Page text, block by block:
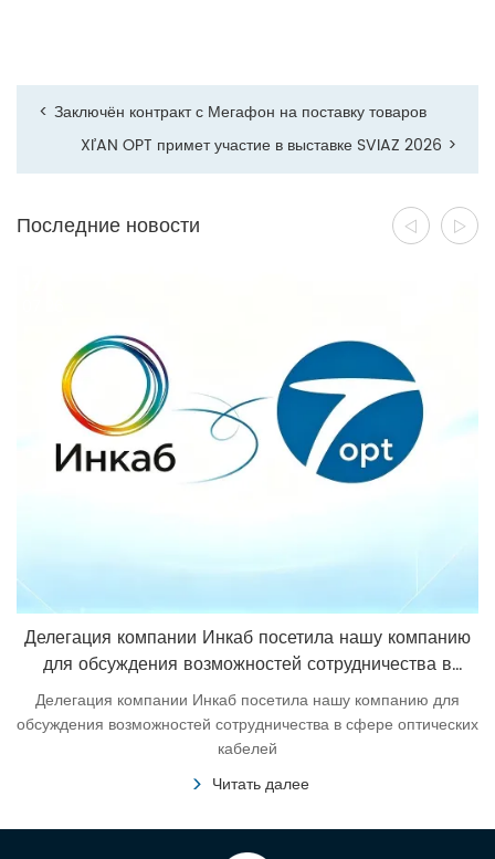
< Заключён контракт с Мегафон на поставку товаров
>
XI’AN OPT примет участие в выставке SVIAZ 2026
Последние новости
Делегация компании Инкаб посетила нашу компанию
для обсуждения возможностей сотрудничества в
сфере оптических кабелей
Делегация компании Инкаб посетила нашу компанию для
обсуждения возможностей сотрудничества в сфере оптических
кабелей
Читать далее